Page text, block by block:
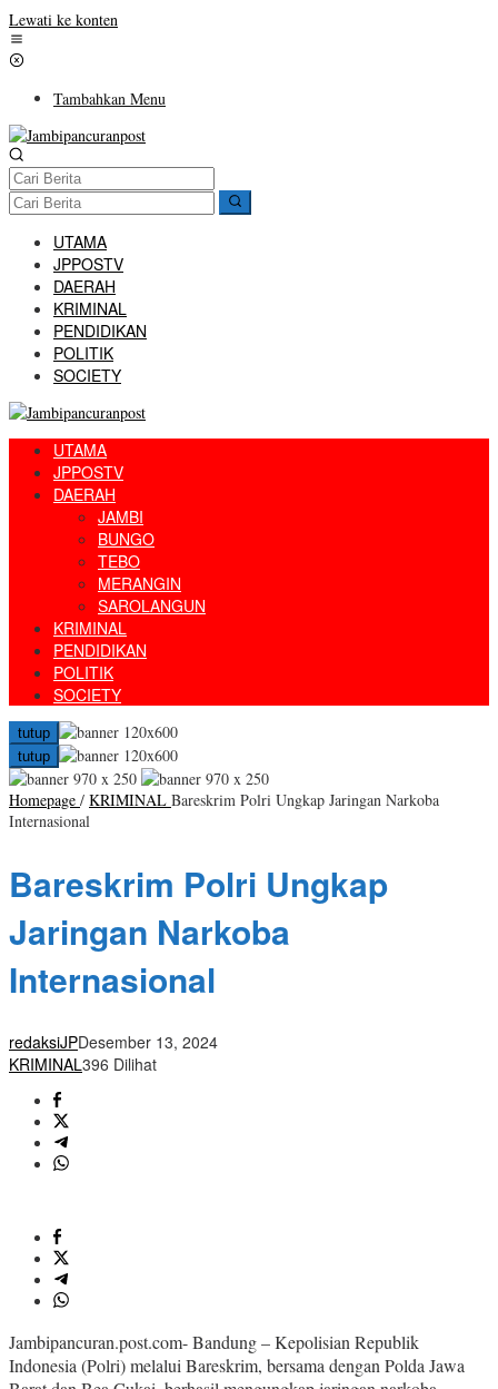
Lewati ke konten
Tambahkan Menu
UTAMA
JPPOSTV
DAERAH
KRIMINAL
PENDIDIKAN
POLITIK
SOCIETY
UTAMA
JPPOSTV
DAERAH
JAMBI
BUNGO
TEBO
MERANGIN
SAROLANGUN
KRIMINAL
PENDIDIKAN
POLITIK
SOCIETY
tutup
tutup
Homepage / KRIMINAL Bareskrim Polri Ungkap Jaringan Narkoba
Internasional
Bareskrim Polri Ungkap
Jaringan Narkoba
Internasional
redaksiJPDesember 13, 2024
KRIMINAL396 Dilihat
Jambipancuran.post.com- Bandung – Kepolisian Republik
Indonesia (Polri) melalui Bareskrim, bersama dengan Polda Jawa